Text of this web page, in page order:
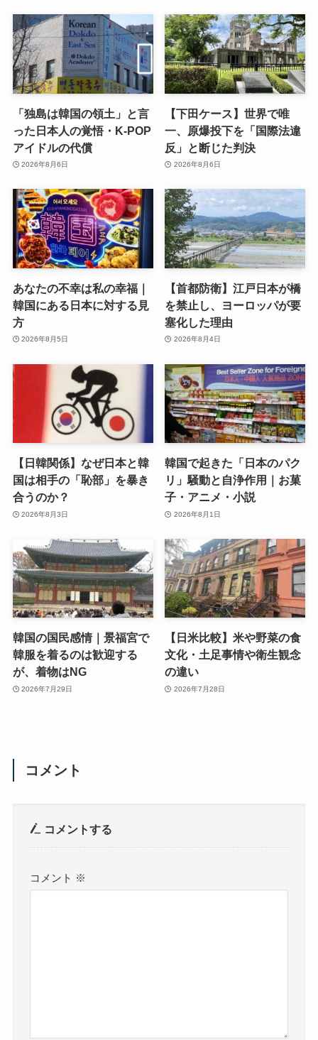
「独島は韓国の領土」と言
った日本人の覚悟・K-POP
アイドルの代償
2026年8月6日
【下田ケース】世界で唯
一、原爆投下を「国際法違
反」と断じた判決
2026年8月6日
あなたの不幸は私の幸福｜
韓国にある日本に対する見
方
2026年8月5日
【首都防衛】江戸日本が橋
を禁止し、ヨーロッパが要
塞化した理由
2026年8月4日
【日韓関係】なぜ日本と韓
国は相手の「恥部」を暴き
合うのか？
2026年8月3日
韓国で起きた「日本のパク
リ」騒動と自浄作用｜お菓
子・アニメ・小説
2026年8月1日
韓国の国民感情｜景福宮で
韓服を着るのは歓迎する
が、着物はNG
2026年7月29日
【日米比較】米や野菜の食
文化・土足事情や衛生観念
の違い
2026年7月28日
コメント
コメントする
コメント ※